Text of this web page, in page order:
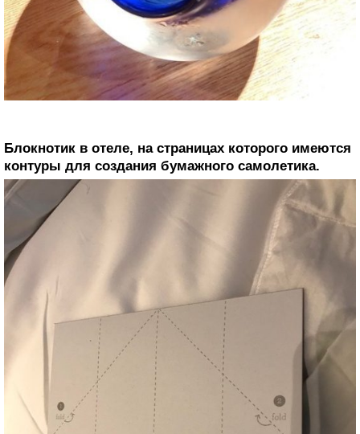
Блокнотик в отеле, на страницах которого имеются
контуры для создания бумажного самолетика.